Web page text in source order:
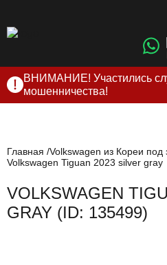
ВНИМАНИЕ! Участились
мошенничества!
нами по официальным
и на сайте
Главная Volkswagen из Кореи под
Volkswagen Tiguan 2023 silver gray
VOLKSWAGEN
GRAY (ID: 135499)